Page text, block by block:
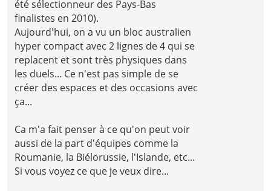
été sélectionneur des Pays-Bas
finalistes en 2010).
Aujourd'hui, on a vu un bloc australien
hyper compact avec 2 lignes de 4 qui se
replacent et sont très physiques dans
les duels... Ce n'est pas simple de se
créer des espaces et des occasions avec
ça...
Ca m'a fait penser à ce qu'on peut voir
aussi de la part d'équipes comme la
Roumanie, la Biélorussie, l'Islande, etc...
Si vous voyez ce que je veux dire...